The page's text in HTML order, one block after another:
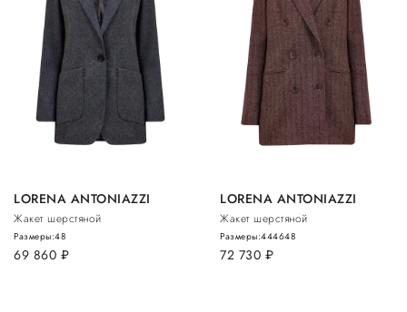
LORENA ANTONIAZZI
Жакет шерстяной
69 860 руб.
Размеры:48
LORENA ANTONIAZZI
Жакет шерстяной
72 730 руб.
Размеры:444648